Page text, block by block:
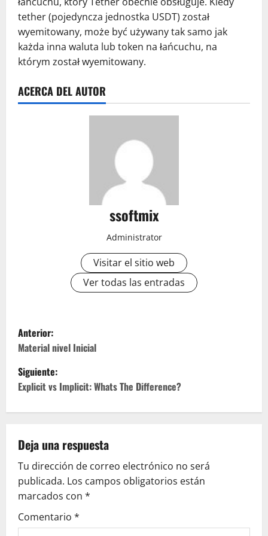
tether (pojedyncza jednostka USDT) został
wyemitowany, może być używany tak samo jak
każda inna waluta lub token na łańcuchu, na
którym został wyemitowany.
ACERCA DEL AUTOR
ssoftmix
Administrator
Visitar el sitio web
Ver todas las entradas
N
a
v
a
c
i
ó
Anterior:
Material nivel Inicial
Siguiente:
Explicit vs Implicit: Whats The Difference?
Deja una respuesta
Tu dirección de correo electrónico no será
publicada. Los campos obligatorios están
marcados con *
Comentario *